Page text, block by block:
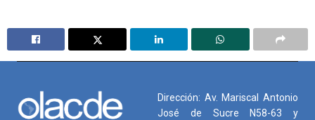
Dirección: Av. Mariscal Antonio
José de Sucre N58-63 y